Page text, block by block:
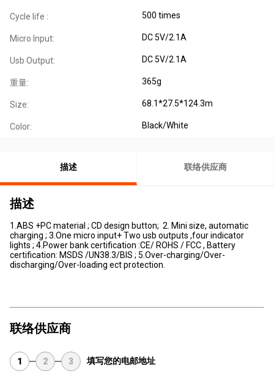
Cycle life : 500 times
Micro Input: DC 5V/2.1A
Usb Output: DC 5V/2.1A
重量: 365g
Size: 68.1*27.5*124.3m
Color: Black/White
描述 联络供应商
描述
1.ABS +PC material ; CD design button; 2. Mini size, automatic
charging ; 3.One micro input+ Two usb outputs ,four indicator
lights ; 4.Power bank certification :CE/ ROHS / FCC , Battery
certification: MSDS /UN38.3/BIS ; 5.Over-charging/Over-
discharging/Over-loading ect protection.
联络供应商
1 2 3 填写您的电邮地址